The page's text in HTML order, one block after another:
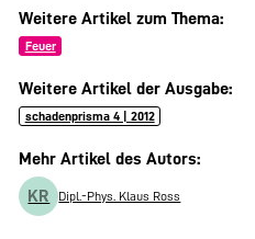
Weitere Artikel zum Thema:
Feuer
Weitere Artikel der Ausgabe:
schadenprisma 4 | 2012
Mehr Artikel des Autors:
KR Dipl.-Phys. Klaus Ross